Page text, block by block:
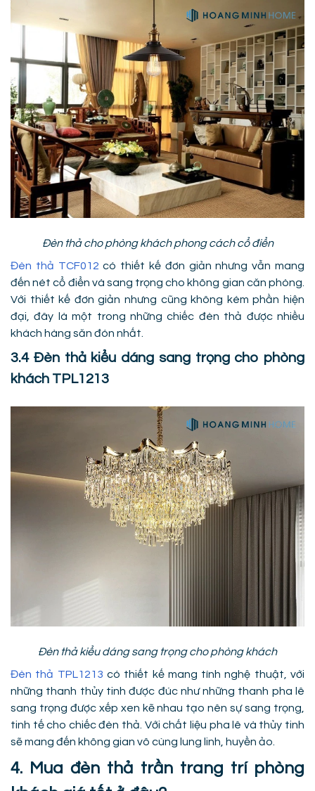
Đèn thả cho phòng khách phong cách cổ điển
Đèn thả TCF012 có thiết kế đơn giản nhưng vẫn mang
đến nét cổ điển và sang trọng cho không gian căn phòng.
Với thiết kế đơn giản nhưng cũng không kém phần hiện
đại, đây là một trong những chiếc đèn thả được nhiều
khách hàng săn đón nhất.
3.4 Đèn thả kiểu dáng sang trọng cho phòng
khách TPL1213
Đèn thả kiểu dáng sang trọng cho phòng khách
Đèn thả TPL1213 có thiết kế mang tính nghệ thuật, với
những thanh thủy tinh được đúc như những thanh pha lê
sang trọng được xếp xen kẽ nhau tạo nên sự sang trọng,
tinh tế cho chiếc đèn thả. Với chất liệu pha lê và thủy tinh
sẽ mang đến không gian vô cùng lung linh, huyền ảo.
4. Mua đèn thả trần trang trí phòng